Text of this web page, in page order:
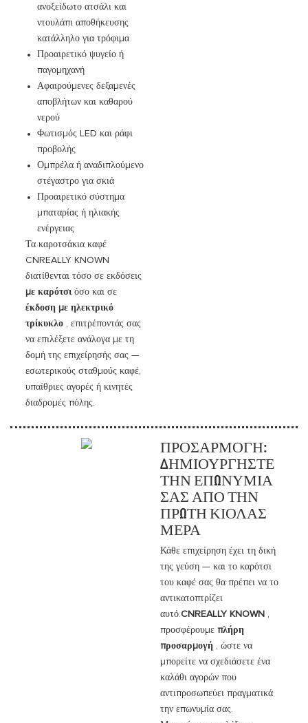
ανοξείδωτο ατσάλι και
ντουλάπι αποθήκευσης
κατάλληλο για τρόφιμα
Προαιρετικό ψυγείο ή
παγομηχανή
Αφαιρούμενες δεξαμενές
αποβλήτων και καθαρού
νερού
Φωτισμός LED και ράφι
προβολής
Ομπρέλα ή αναδιπλούμενο
στέγαστρο για σκιά
Προαιρετικό σύστημα
μπαταρίας ή ηλιακής
ενέργειας
Τα καροτσάκια καφέ
CNREALLY KNOWN
διατίθενται τόσο σε εκδόσεις
με καρότσι όσο και σε
έκδοση με ηλεκτρικό
τρίκυκλο , επιτρέποντάς σας
να επιλέξετε ανάλογα με τη
δομή της επιχείρησής σας —
εσωτερικούς σταθμούς καφέ,
υπαίθριες αγορές ή κινητές
διαδρομές πόλης.
ΠΡΟΣΑΡΜΟΓΉ:
ΔΗΜΙΟΥΡΓΉΣΤΕ
ΤΗΝ ΕΠΩΝΥΜΊΑ
ΣΑΣ ΑΠΌ ΤΗΝ
ΠΡΏΤΗ ΚΙΌΛΑΣ
ΜΈΡΑ
Κάθε επιχείρηση έχει τη δική
της γεύση — και το καρότσι
του καφέ σας θα πρέπει να το
αντικατοπτρίζει
αυτό. CNREALLY KNOWN,
προσφέρουμε πλήρη
προσαρμογή , ώστε να
μπορείτε να σχεδιάσετε ένα
καλάθι αγορών που
αντιπροσωπεύει πραγματικά
την επωνυμία σας.